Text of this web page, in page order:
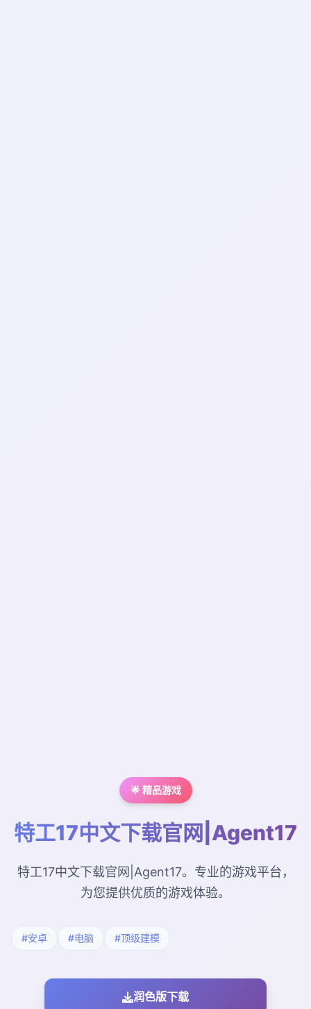
🌟 精品游戏
特工17中文下载官网|Agent17
特工17中文下载官网|Agent17。专业的游戏平台，
为您提供优质的游戏体验。
#安卓 #电脑 #顶级建模
润色版下载